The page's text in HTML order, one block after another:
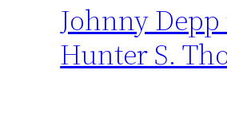
Johnny
Hunter S.